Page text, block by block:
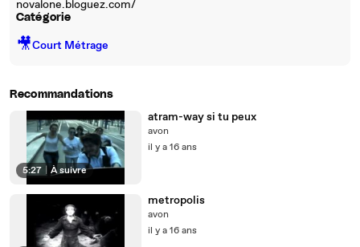
novalone.bloguez.com/
Catégorie
🎥Court Métrage
Recommandations
5:27 À suivre
atram-way si tu peux
avon
il y a 16 ans
metropolis
avon
il y a 16 ans